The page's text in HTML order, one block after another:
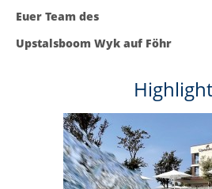
Euer Team des
Upstalsboom Wyk auf Föhr